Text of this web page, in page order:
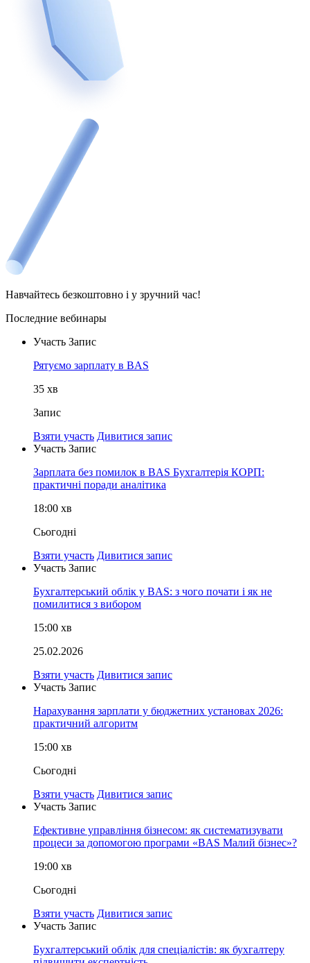
Навчайтесь безкоштовно і у зручний час!
Последние вебинары
Участь Запис
Рятуємо зарплату в BAS
35 хв
Запис
Взяти участь Дивитися запис
Участь Запис
Зарплата без помилок в BAS Бухгалтерія КОРП:
практичні поради аналітика
18:00 хв
Сьогодні
Взяти участь Дивитися запис
Участь Запис
Бухгалтерський облік у BAS: з чого почати і як не
помилитися з вибором
15:00 хв
25.02.2026
Взяти участь Дивитися запис
Участь Запис
Нарахування зарплати у бюджетних установах 2026:
практичний алгоритм
15:00 хв
Сьогодні
Взяти участь Дивитися запис
Участь Запис
Ефективне управління бізнесом: як систематизувати
процеси за допомогою програми «BAS Малий бізнес»?
19:00 хв
Сьогодні
Взяти участь Дивитися запис
Участь Запис
Бухгалтерський облік для спеціалістів: як бухгалтеру